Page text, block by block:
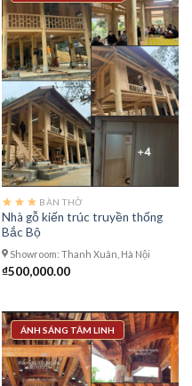
BÀN THỜ
Nhà gỗ kiến trúc truyền thống
Bắc Bộ
Showroom: Thanh Xuân, Hà Nội
₫500,000.00
ÁNH SÁNG TÂM LINH